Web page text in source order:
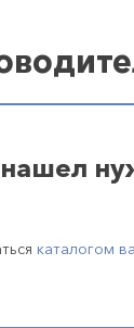
каталогом